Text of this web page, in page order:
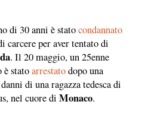
di 30 anni è statocondannato
carcere per aver tentato di
. Il 20 maggio, un 25enne
è statoarrestatodopo una
di una ragazza tedesca di
nel cuore di Monaco.